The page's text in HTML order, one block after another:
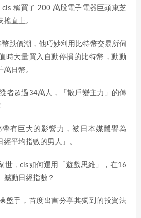
稱買了 200 萬股電子電器巨頭東芝
直上。
跌價潮，他巧妙利用比特幣交易所伺
時大量買入自動停損的比特幣，動動
日幣。
者超過34萬人，「散戶變主力」的傳
有巨大的影響力，被日本媒體譽為
經平均指數的男人」。
世，cis如何運用「遊戲思維」，在16
撼動日經指數？
盤手，首度出書分享其獨到的投資法